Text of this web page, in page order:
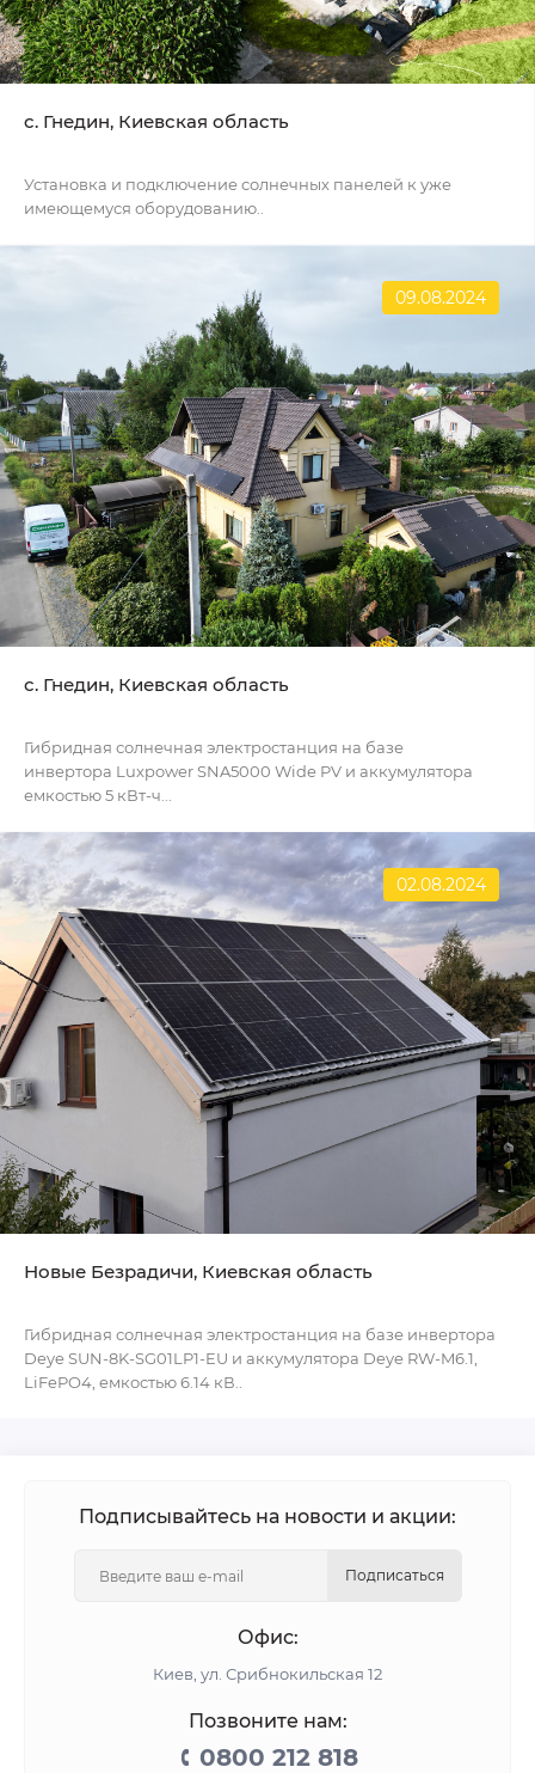
c. Гнедин, Киевская область
Установка и подключение солнечных панелей к уже
имеющемуся оборудованию..
09.08.2024
с. Гнедин, Киевская область
Гибридная солнечная электростанция на базе
инвертора Luxpower SNA5000 Wide PV и аккумулятора
емкостью 5 кВт-ч...
02.08.2024
Новые Безрадичи, Киевская область
Гибридная солнечная электростанция на базе инвертора
Deye SUN-8K-SG01LP1-EU и аккумулятора Deye RW-M6.1,
LiFePO4, емкостью 6.14 кВ..
Подписывайтесь на новости и акции:
Подписаться
Офис:
Киев, ул. Срибнокильская 12
Позвоните нам:
0800 212 818